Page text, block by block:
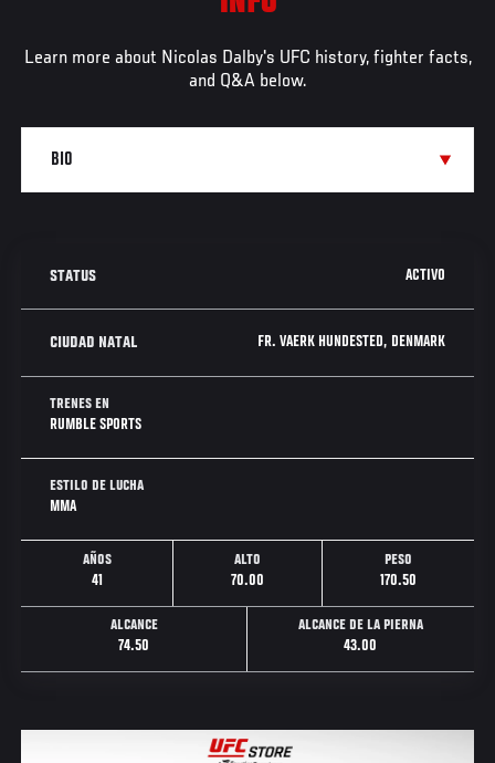
Learn more about Nicolas Dalby's UFC history, fighter facts,
and Q&A below.
STATUS ACTIVO
CIUDAD NATAL FR. VAERK HUNDESTED, DENMARK
TRENES EN
RUMBLE SPORTS
ESTILO DE LUCHA
MMA
AÑOS
41
ALTO
70.00
PESO
170.50
ALCANCE
74.50
ALCANCE DE LA PIERNA
43.00